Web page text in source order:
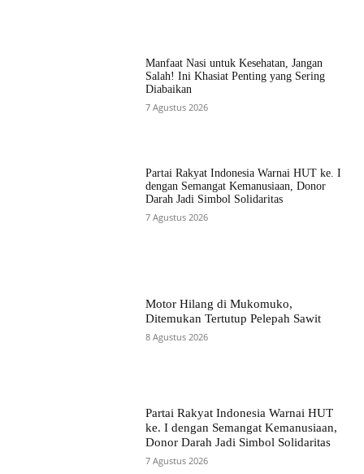
Manfaat Nasi untuk Kesehatan, Jangan
Salah! Ini Khasiat Penting yang Sering
Diabaikan
7 Agustus 2026
Partai Rakyat Indonesia Warnai HUT ke. I
dengan Semangat Kemanusiaan, Donor
Darah Jadi Simbol Solidaritas
7 Agustus 2026
Motor Hilang di Mukomuko,
Ditemukan Tertutup Pelepah Sawit
8 Agustus 2026
Partai Rakyat Indonesia Warnai HUT
ke. I dengan Semangat Kemanusiaan,
Donor Darah Jadi Simbol Solidaritas
7 Agustus 2026